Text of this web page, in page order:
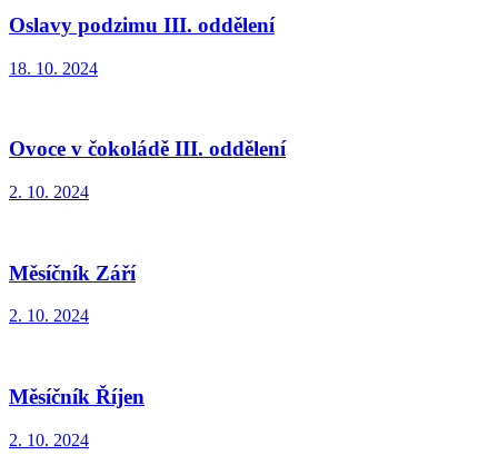
Oslavy podzimu III. oddělení
18. 10. 2024
Ovoce v čokoládě III. oddělení
2. 10. 2024
Měsíčník Září
2. 10. 2024
Měsíčník Říjen
2. 10. 2024